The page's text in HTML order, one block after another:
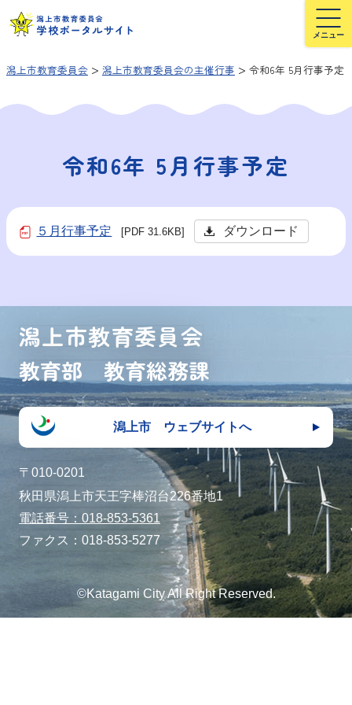
潟上市教育委員会 > 潟上市教育委員会の主催行事 > 令和6年 5月行事予定
令和6年 5月行事予定
５月行事予定 [PDF 31.6KB] ダウンロード
潟上市教育委員会
教育部 教育総務課
潟上市 ウェブサイトへ
〒010-0201
秋田県潟上市天王字棒沼台226番地1
電話番号：018-853-5361
ファクス：018-853-5277
©Katagami City All Right Reserved.